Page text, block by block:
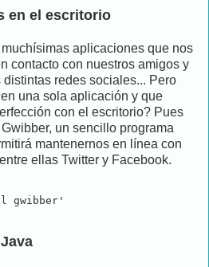
en el escritorio
aplicaciones que nos
contacto con nuestros amigos y
redes sociales... Pero
una sola aplicación y que
con el escritorio? Pues
un sencillo programa
mantenernos en línea con
ellas Twitter y Facebook.
gwibber'